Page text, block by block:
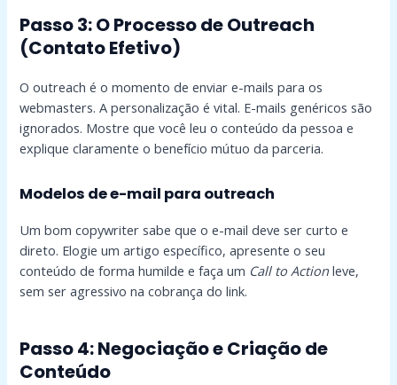
Passo 3: O Processo de Outreach
(Contato Efetivo)
O outreach é o momento de enviar e-mails para os
webmasters. A personalização é vital. E-mails genéricos são
ignorados. Mostre que você leu o conteúdo da pessoa e
explique claramente o benefício mútuo da parceria.
Modelos de e-mail para outreach
Um bom copywriter sabe que o e-mail deve ser curto e
direto. Elogie um artigo específico, apresente o seu
conteúdo de forma humilde e faça um Call to Action leve,
sem ser agressivo na cobrança do link.
Passo 4: Negociação e Criação de
Conteúdo